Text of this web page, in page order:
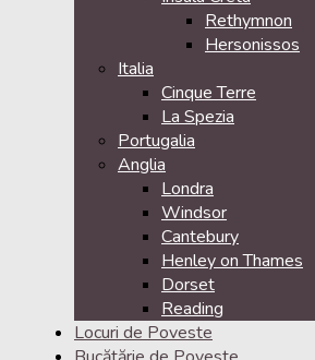
Rethymnon
Hersonissos
Italia
Cinque Terre
La Spezia
Portugalia
Anglia
Londra
Windsor
Cantebury
Henley on Thames
Dorset
Reading
Locuri de Poveste